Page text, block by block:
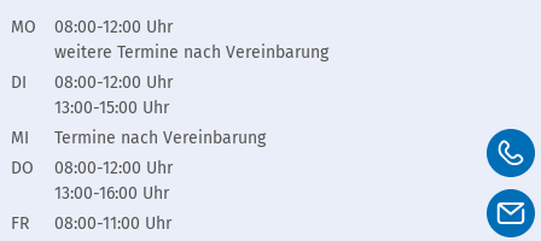
MO
08:00-12:00 Uhr
weitere Termine nach Vereinbarung
DI
08:00-12:00 Uhr
13:00-15:00 Uhr
MI
Termine nach Vereinbarung
DO
08:00-12:00 Uhr
13:00-16:00 Uhr
FR
08:00-11:00 Uhr